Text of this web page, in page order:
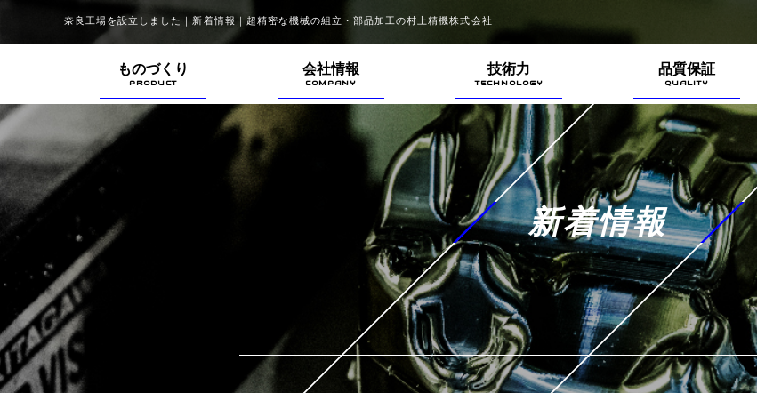
奈良工場を設立しました｜新着情報｜超精密な機械の組立・部品加工の村上精機株式会社
ものづくり 会社情報 技術力 品質保証
新着情報